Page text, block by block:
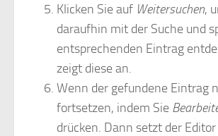
Klicken Sie auf Weitersuchen,
daraufhin mit der Suche und
entsprechenden Eintrag
zeigt diese an.
Wenn der gefundene Eintrag
fortsetzen, indem Sie
drücken. Dann setzt der